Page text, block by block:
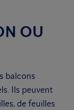
OU
balcons
Ils peuvent
de feuilles